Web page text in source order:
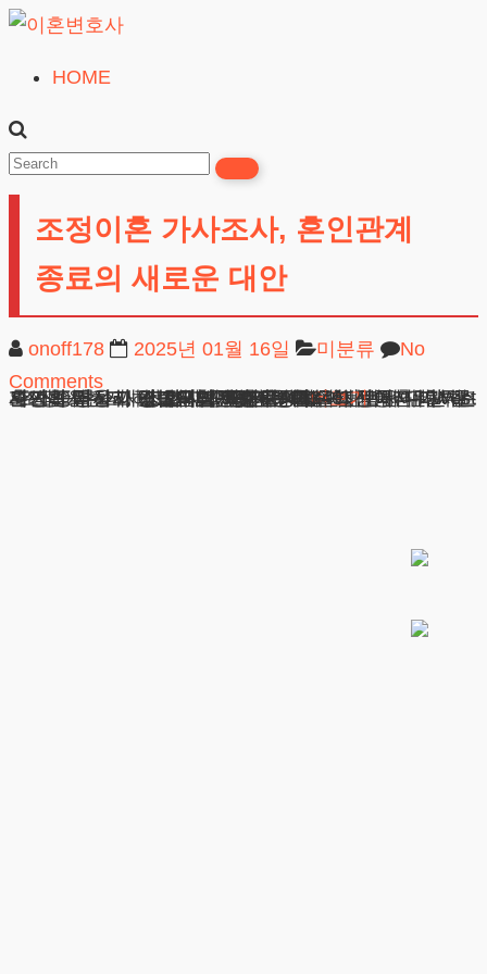
Skip
content
혼
변
호
HOME
조정이혼 가사조사, 혼인관계
종료의 새로운 대안
onoff178 2025년 01월 16일 미분류
No
Comments
조정이혼 가사조사, 혼인관계 종료의 새로운 대안 결혼생활을 정리하고자 하는 분들이 늘어나면서 관련 문의가 증가하고 있습니다. 많은 분들이 법원에서 다투는 재판과 당사자 간 합의 중 어떤 방식을 선택해야 할지 고민하시는데, 오늘은 그 중간 형태인 조정이혼 가사조사 제도를 소개해드리려 합니다. 이더보기
상호 : 법무법인 테헤란
사업자 : 589-86-01340
대표자 : 이수학
주소 : 서울시 강남구 테헤란로 420, KT선릉타워West 9층
광고책임변호사 : 이수학